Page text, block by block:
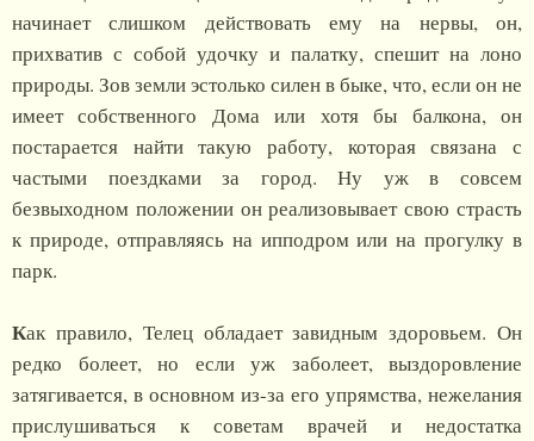
начинает слишком действовать ему на нервы, он,
прихватив с собой удочку и палатку, спешит на лоно
природы. Зов земли эстолько силен в быке, что, если он не
имеет собственного Дома или хотя бы балкона, он
постарается найти такую работу, которая связана с
частыми поездками за город. Ну уж в совсем
безвыходном положении он реализовывает свою страсть
к природе, отправляясь на ипподром или на прогулку в
парк.
Как правило, Телец обладает завидным здоровьем. Он
редко болеет, но если уж заболеет, выздоровление
затягивается, в основном из-за его упрямства, нежелания
прислушиваться к советам врачей и недостатка